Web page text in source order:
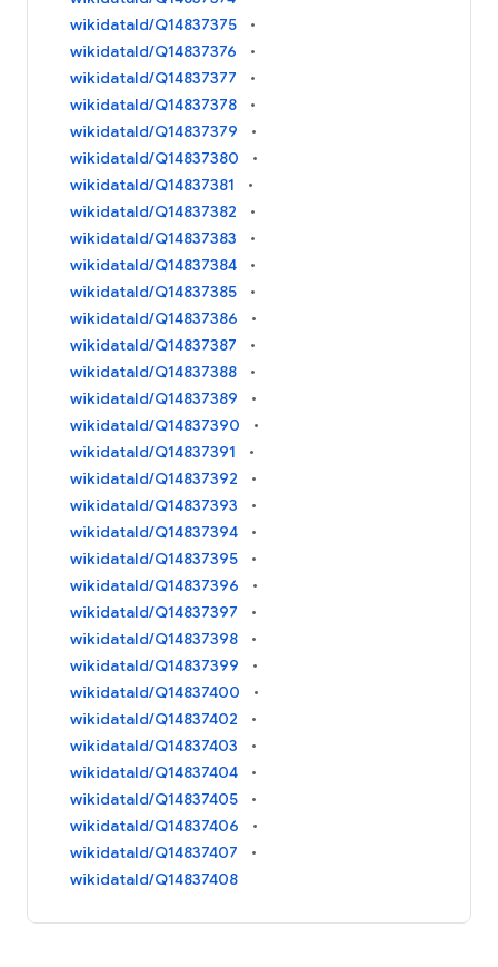
wikidataId/Q14837375
wikidataId/Q14837376
wikidataId/Q14837377
wikidataId/Q14837378
wikidataId/Q14837379
wikidataId/Q14837380
wikidataId/Q14837381
wikidataId/Q14837382
wikidataId/Q14837383
wikidataId/Q14837384
wikidataId/Q14837385
wikidataId/Q14837386
wikidataId/Q14837387
wikidataId/Q14837388
wikidataId/Q14837389
wikidataId/Q14837390
wikidataId/Q14837391
wikidataId/Q14837392
wikidataId/Q14837393
wikidataId/Q14837394
wikidataId/Q14837395
wikidataId/Q14837396
wikidataId/Q14837397
wikidataId/Q14837398
wikidataId/Q14837399
wikidataId/Q14837400
wikidataId/Q14837402
wikidataId/Q14837403
wikidataId/Q14837404
wikidataId/Q14837405
wikidataId/Q14837406
wikidataId/Q14837407
wikidataId/Q14837408